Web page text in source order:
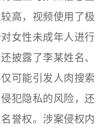
高，视频使用了极
女性未成年人进行
披露了李某姓名、
可能引发人肉搜索
犯隐私的风险，还
誉权。涉案侵权内